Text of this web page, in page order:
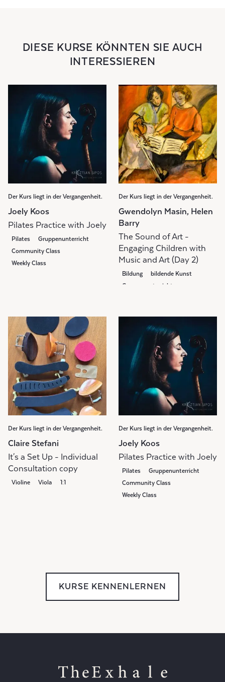
DIESE KURSE KÖNNTEN SIE AUCH
INTERESSIEREN
Der Kurs liegt in der Vergangenheit.
Joely Koos
Pilates Practice with Joely
Pilates
Gruppenunterricht
Community Class
Weekly Class
Der Kurs liegt in der Vergangenheit.
Gwendolyn Masin, Helen
Barry
The Sound of Art -
Engaging Children with
Music and Art (Day 2)
Bildung
bildende Kunst
Gruppenunterricht
Der Kurs liegt in der Vergangenheit.
Claire Stefani
It's a Set Up - Individual
Consultation copy
Violine Viola 1:1
Der Kurs liegt in der Vergangenheit.
Joely Koos
Pilates Practice with Joely
Pilates
Gruppenunterricht
Community Class
Weekly Class
KURSE KENNENLERNEN